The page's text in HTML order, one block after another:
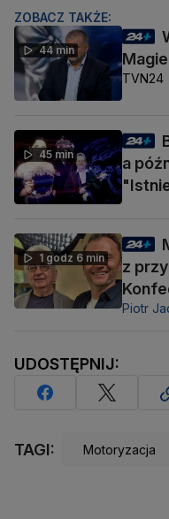
ZOBACZ TAKŻE:
44 min
TVN24
45 min
a
1 godz 6 min
z
Piotr
UDOSTĘPNIJ:
TAGI: Motoryzacja